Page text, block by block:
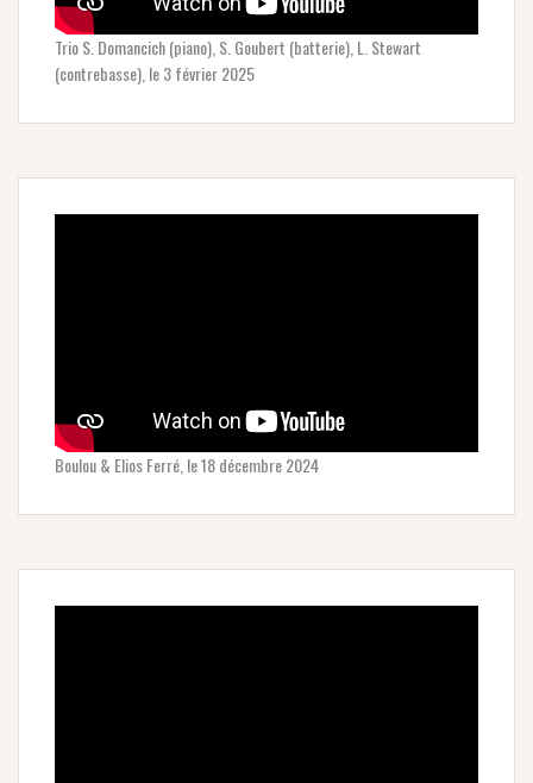
Trio S. Domancich (piano), S. Goubert (batterie), L. Stewart
(contrebasse), le 3 février 2025
Boulou & Elios Ferré, le 18 décembre 2024